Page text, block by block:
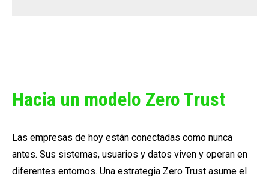
Hacia un modelo Zero Trust
Las empresas de hoy están conectadas como nunca
antes. Sus sistemas, usuarios y datos viven y operan en
diferentes entornos. Una estrategia Zero Trust asume el